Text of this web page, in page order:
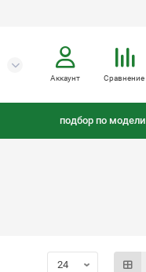
Аккаунт Сравнение
подбор по модели